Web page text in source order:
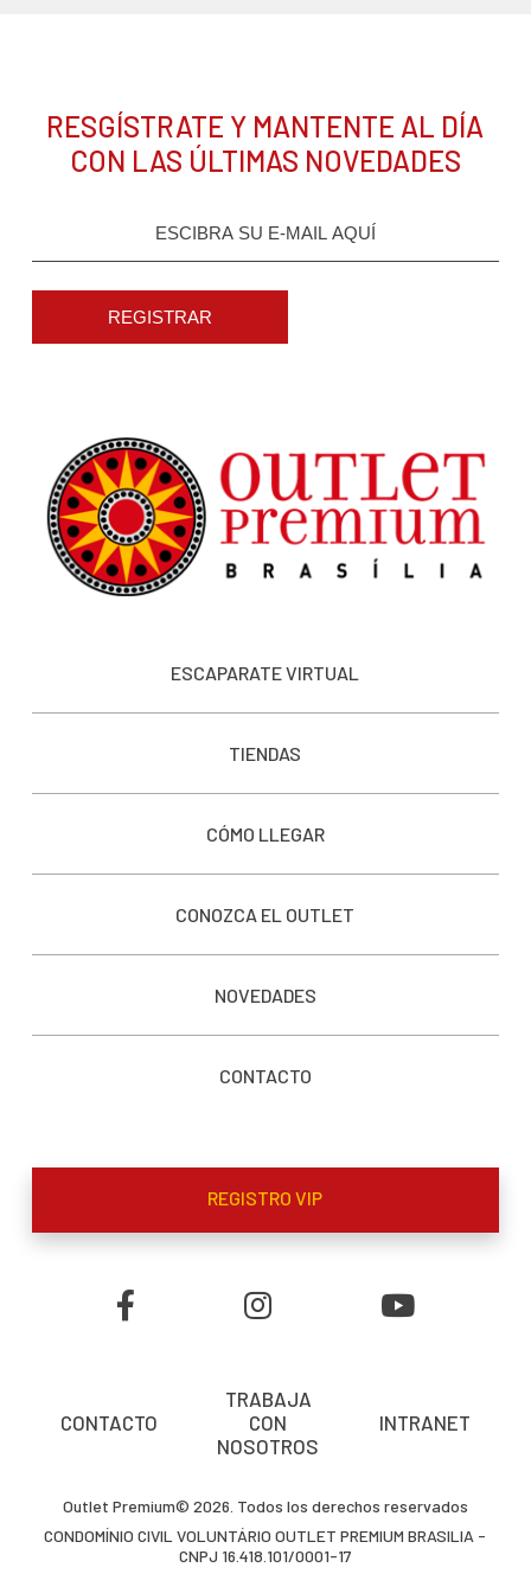
RESGÍSTRATE Y MANTENTE AL DÍA
CON LAS ÚLTIMAS NOVEDADES
REGISTRAR
ESCAPARATE VIRTUAL
TIENDAS
CÓMO LLEGAR
CONOZCA EL OUTLET
NOVEDADES
CONTACTO
REGISTRO VIP
CONTACTO
TRABAJA
CON
NOSOTROS
INTRANET
Outlet Premium© 2026. Todos los derechos reservados
CONDOMÍNIO CIVIL VOLUNTÁRIO OUTLET PREMIUM BRASILIA -
CNPJ 16.418.101/0001-17